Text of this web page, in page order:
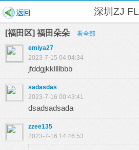
深圳ZJ FL
[福田区] 福田朵朵 看全部
emiya27
2023-7-15 04:04:34
jfddgjkkllllbbb
sadasdas
2023-7-16 00:43:41
dsadsadsada
zzee135
2023-7-16 14:46:53